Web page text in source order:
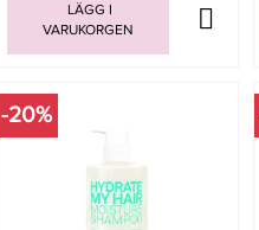
LÄGG I
VARUKORGEN
-20%